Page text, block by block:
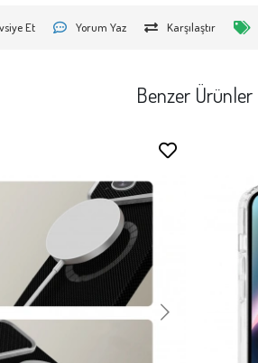
Et Yorum Yaz Karşılaştır
Benzer Ürünler